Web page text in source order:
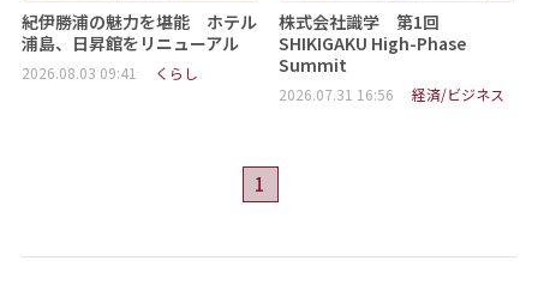
紀伊勝浦の魅力を堪能 ホテル
浦島、日昇館をリニューアル
2026.08.03 09:41 くらし
株式会社識学 第1回
SHIKIGAKU High-Phase
Summit
2026.07.31 16:56 経済/ビジネス
1